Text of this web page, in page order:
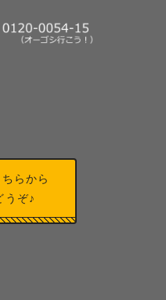
らから
うぞ♪